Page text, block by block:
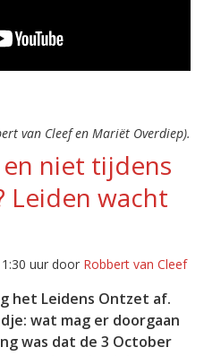
van Cleef en Mariët Overdiep).
niet tijdens
Leiden wacht
uur door Robbert van Cleef
het Leidens Ontzet af.
wat mag er doorgaan
was dat de 3 October